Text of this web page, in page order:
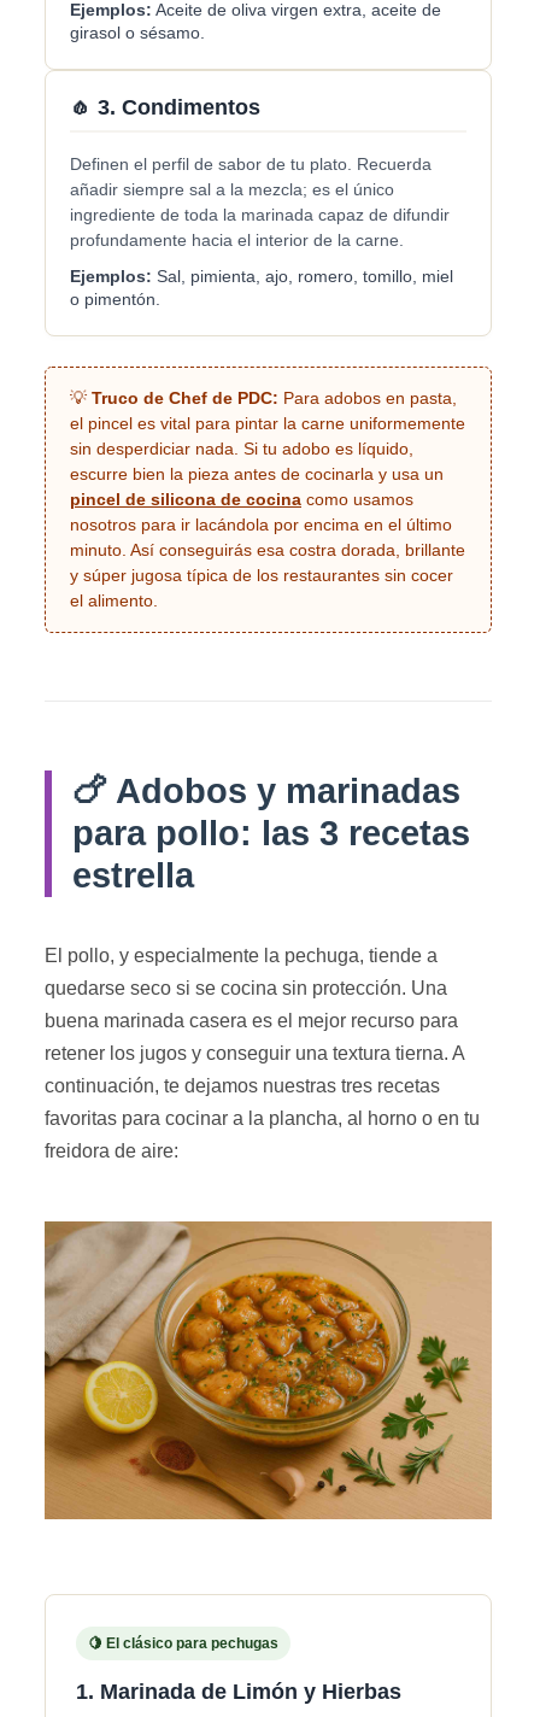
Ejemplos: Aceite de oliva virgen extra, aceite de
girasol o sésamo.
🧄 3. Condimentos
Definen el perfil de sabor de tu plato. Recuerda
añadir siempre sal a la mezcla; es el único
ingrediente de toda la marinada capaz de difundir
profundamente hacia el interior de la carne.
Ejemplos: Sal, pimienta, ajo, romero, tomillo, miel
o pimentón.
💡 Truco de Chef de PDC: Para adobos en pasta,
el pincel es vital para pintar la carne uniformemente
sin desperdiciar nada. Si tu adobo es líquido,
escurre bien la pieza antes de cocinarla y usa un
pincel de silicona de cocina como usamos
nosotros para ir lacándola por encima en el último
minuto. Así conseguirás esa costra dorada, brillante
y súper jugosa típica de los restaurantes sin cocer
el alimento.
🍗 Adobos y marinadas
para pollo: las 3 recetas
estrella
El pollo, y especialmente la pechuga, tiende a
quedarse seco si se cocina sin protección. Una
buena marinada casera es el mejor recurso para
retener los jugos y conseguir una textura tierna. A
continuación, te dejamos nuestras tres recetas
favoritas para cocinar a la plancha, al horno o en tu
freidora de aire:
🍋 El clásico para pechugas
1. Marinada de Limón y Hierbas